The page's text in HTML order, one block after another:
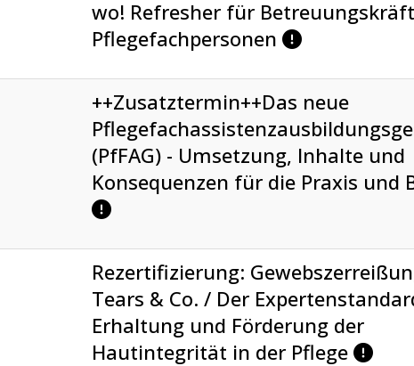
wo! Refresher für
Pflegefachpersonen
++Zusatztermin++Das neue
(PfFAG) - Umsetzung, Inhalte und
Konsequenzen für die Praxis und
Rezertifizierung:
Tears & Co. / Der
Erhaltung und Förderung der
Hautintegrität in der Pflege